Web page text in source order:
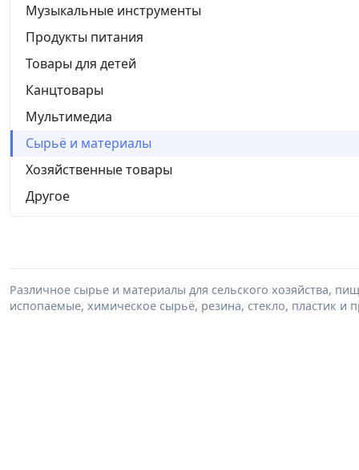
Музыкальные инструменты
Продукты питания
Товары для детей
Канцтовары
Мультимедиа
Сырьё и материалы
Хозяйственные товары
Другое
Различное сырье и материалы для сельского хозяйства,
испопаемые, химическое сырьё, резина, стекло, пластик